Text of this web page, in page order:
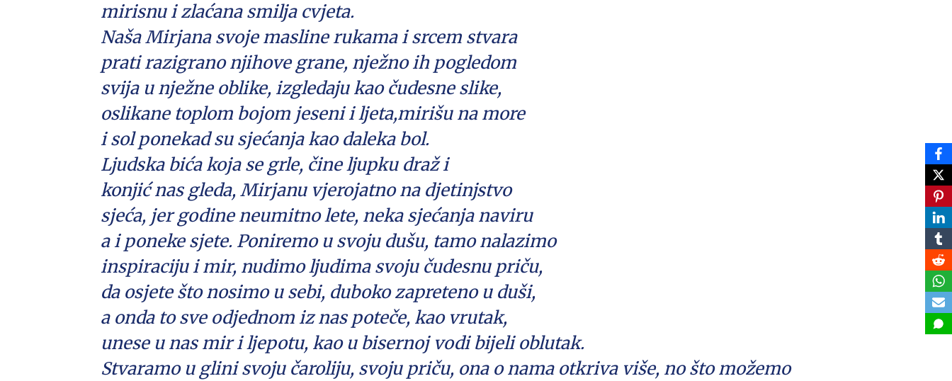
mirisnu i zlaćana smilja cvjeta.
Naša Mirjana svoje masline rukama i srcem stvara
prati razigrano njihove grane, nježno ih pogledom
svija u nježne oblike, izgledaju kao čudesne slike,
oslikane toplom bojom jeseni i ljeta,mirišu na more
i sol ponekad su sjećanja kao daleka bol.
Ljudska bića koja se grle, čine ljupku draž i
konjić nas gleda, Mirjanu vjerojatno na djetinjstvo
sjeća, jer godine neumitno lete, neka sjećanja naviru
a i poneke sjete. Poniremo u svoju dušu, tamo nalazimo
inspiraciju i mir, nudimo ljudima svoju čudesnu priču,
da osjete što nosimo u sebi, duboko zapreteno u duši,
a onda to sve odjednom iz nas poteče, kao vrutak,
unese u nas mir i ljepotu, kao u bisernoj vodi bijeli oblutak.
Stvaramo u glini svoju čaroliju, svoju priču, ona o nama otkriva više, no što možemo